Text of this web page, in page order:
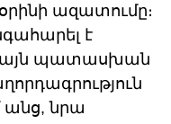
ազատումը։
է
պատասխան
անց, նրա